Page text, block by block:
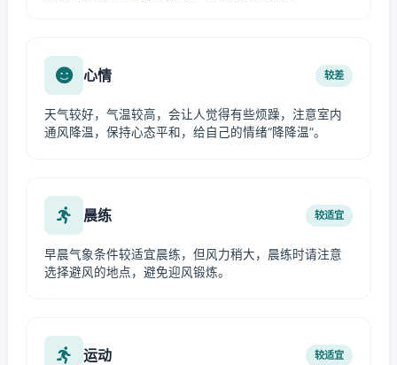
心情 较差
天气较好，气温较高，会让人觉得有些烦躁，注意室内
通风降温，保持心态平和，给自己的情绪“降降温”。
晨练 较适宜
早晨气象条件较适宜晨练，但风力稍大，晨练时请注意
选择避风的地点，避免迎风锻炼。
运动 较适宜